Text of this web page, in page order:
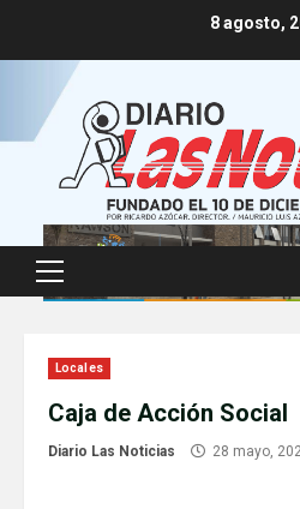
8 agosto,
Primary
Menu
Locales
Caja de Acción Social
Diario Las Noticias 28 mayo,